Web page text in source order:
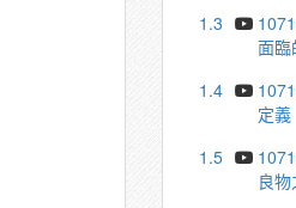
1.3
面臨
1.4
定義
1.5
良